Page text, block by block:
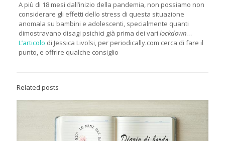
A più di 18 mesi dall’inizio della pandemia, non possiamo non
considerare gli effetti dello stress di questa situazione
anomala su bambini e adolescenti, specialmente quanti
dimostravano disagi psichici già prima dei vari lockdown…
L’articolo di Jessica Livolsi, per periodically.com cerca di fare il
punto, e offrire qualche consiglio
Related posts